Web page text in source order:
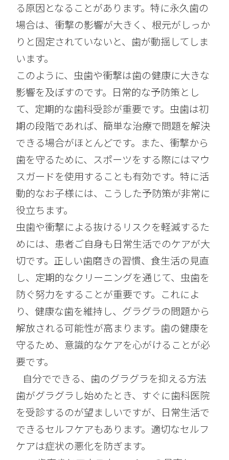
る原因となることがあります。特に永久歯の
場合は、衝撃の影響が大きく、根元がしっか
りと固定されていないと、歯が動揺してしま
います。
このように、虫歯や衝撃は歯の健康に大きな
影響を及ぼすのです。日常的な予防策とし
て、定期的な歯科受診が重要です。虫歯は初
期の段階であれば、簡単な治療で問題を解決
できる場合がほとんどです。また、衝撃から
歯を守るために、スポーツをする際にはマウ
スガードを使用することも有効です。特に活
動的なお子様には、こうした予防策が非常に
役立ちます。
虫歯や衝撃による抜けるリスクを軽減するた
めには、患者ご自身も日常生活でのケアが大
切です。正しい歯磨きの習慣、食生活の見直
し、定期的なクリーニングを通じて、虫歯を
防ぐ努力をすることが重要です。これによ
り、健康な歯を維持し、グラグラの問題から
解放される可能性が高まります。歯の健康を
守るため、意識的なケアを心がけることが必
要です。
自分でできる、歯のグラグラを抑える方法
歯がグラグラし始めたとき、すぐに歯科医院
を受診するのが望ましいですが、日常生活で
できるセルフケアもあります。適切なセルフ
ケアは症状の悪化を防ぎます。